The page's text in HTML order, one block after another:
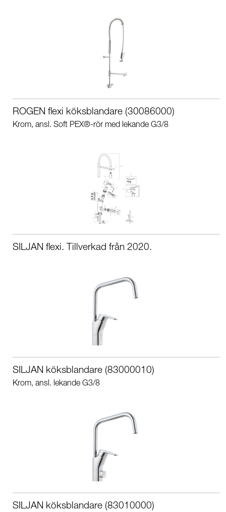
ROGEN flexi köksblandare (30086000)
Krom, ansl. Soft PEX®-rör med lekande G3/8
SILJAN flexi. Tillverkad från 2020.
SILJAN köksblandare (83000010)
Krom, ansl. lekande G3/8
SILJAN köksblandare (83010000)